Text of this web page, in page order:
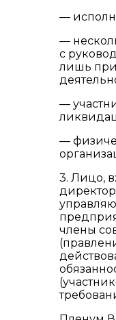
—
—
с
лишь
—
—
3. Лицо,
члены